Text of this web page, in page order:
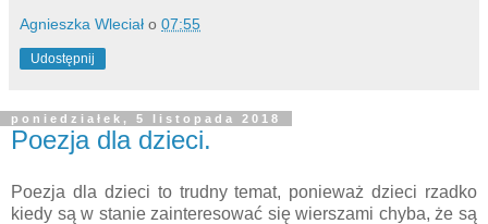
Agnieszka Wleciał o 07:55
Udostępnij
poniedziałek, 5 listopada 2018
Poezja dla dzieci.
Poezja dla dzieci to trudny temat, ponieważ dzieci rzadko
kiedy są w stanie zainteresować się wierszami chyba, że są